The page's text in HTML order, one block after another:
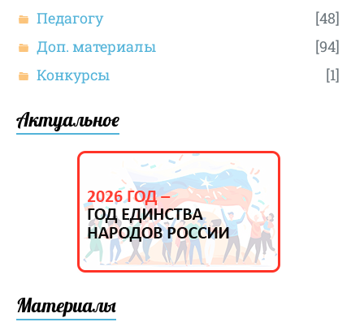
Педагогу
[48]
Доп. материалы
[94]
Конкурсы
[1]
Актуальное
Материалы